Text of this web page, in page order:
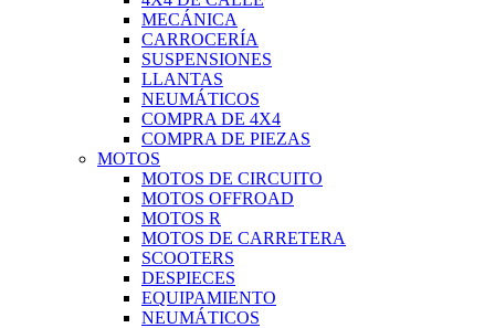
MECÁNICA
CARROCERÍA
SUSPENSIONES
LLANTAS
NEUMÁTICOS
COMPRA DE 4X4
COMPRA DE PIEZAS
MOTOS
MOTOS DE CIRCUITO
MOTOS OFFROAD
MOTOS R
MOTOS DE CARRETERA
SCOOTERS
DESPIECES
EQUIPAMIENTO
NEUMÁTICOS